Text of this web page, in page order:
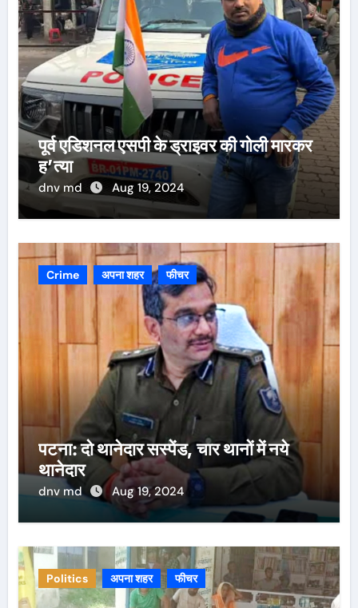
पूर्व एडिशनल एसपी के ड्राइवर की गोली मारकर
ह’त्या
dnv md Aug 19, 2024
Crime अपना शहर फीचर
पटना: दो थानेदार सस्पेंड, चार थानों में नये
थानेदार
dnv md Aug 19, 2024
Politics अपना शहर फीचर